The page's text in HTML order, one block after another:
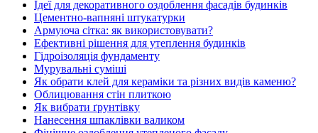
Ідеї для декоративного оздоблення фасадів будинків
Цементно-вапняні штукатурки
Армуюча сітка: як використовувати?
Ефективні рішення для утеплення будинків
Гідроізоляція фундаменту
Мурувальні суміші
Як обрати клей для кераміки та різних видів каменю?
Облицювання стін плиткою
Як вибрати ґрунтівку
Нанесення шпаклівки валиком